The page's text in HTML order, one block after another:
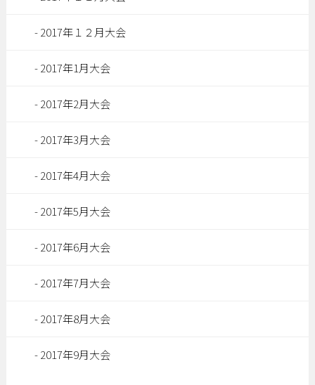
2017年１２月大会
2017年1月大会
2017年2月大会
2017年3月大会
2017年4月大会
2017年5月大会
2017年6月大会
2017年7月大会
2017年8月大会
2017年9月大会